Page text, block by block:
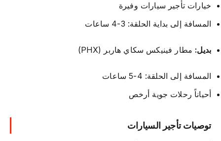
خيارات تأجير سيارات وفيرة
المسافة إلى بداية الحلقة: 3-4 ساعات
بديل: مطار فينيكس سكاي هاربر (PHX)
المسافة إلى الحلقة: 4-5 ساعات
أحياناً رحلات جوية أرخص
توصيات تأجير السيارات